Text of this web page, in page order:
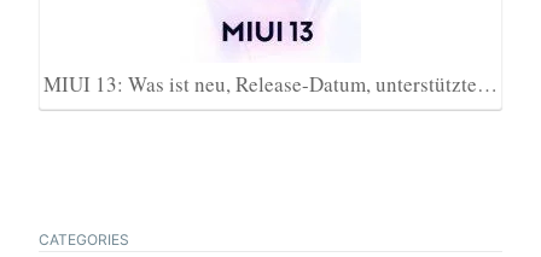
MIUI 13: Was ist neu, Release-Datum, unterstützte…
CATEGORIES